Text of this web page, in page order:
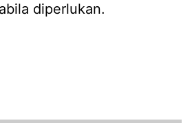
diperlukan.